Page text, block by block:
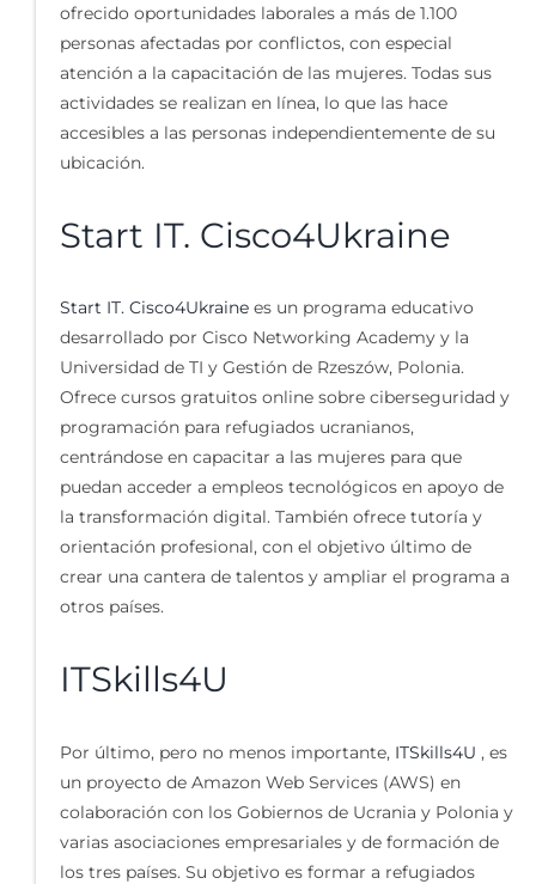
ofrecido oportunidades laborales a más de 1.100
personas afectadas por conflictos, con especial
atención a la capacitación de las mujeres. Todas sus
actividades se realizan en línea, lo que las hace
accesibles a las personas independientemente de su
ubicación.
Start IT. Cisco4Ukraine
Start IT. Cisco4Ukraine es un programa educativo
desarrollado por Cisco Networking Academy y la
Universidad de TI y Gestión de Rzeszów, Polonia.
Ofrece cursos gratuitos online sobre ciberseguridad y
programación para refugiados ucranianos,
centrándose en capacitar a las mujeres para que
puedan acceder a empleos tecnológicos en apoyo de
la transformación digital. También ofrece tutoría y
orientación profesional, con el objetivo último de
crear una cantera de talentos y ampliar el programa a
otros países.
ITSkills4U
Por último, pero no menos importante, ITSkills4U , es
un proyecto de Amazon Web Services (AWS) en
colaboración con los Gobiernos de Ucrania y Polonia y
varias asociaciones empresariales y de formación de
los tres países. Su objetivo es formar a refugiados